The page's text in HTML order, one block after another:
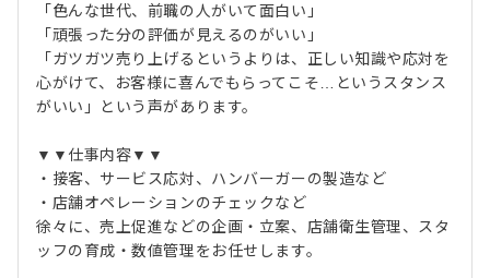
「色んな世代、前職の人がいて面白い」
「頑張った分の評価が見えるのがいい」
「ガツガツ売り上げるというよりは、正しい知識や応対を
心がけて、お客様に喜んでもらってこそ…というスタンス
がいい」という声があります。
▼▼仕事内容▼▼
・接客、サービス応対、ハンバーガーの製造など
・店舗オペレーションのチェックなど
徐々に、売上促進などの企画・立案、店舗衛生管理、スタ
ッフの育成・数値管理をお任せします。